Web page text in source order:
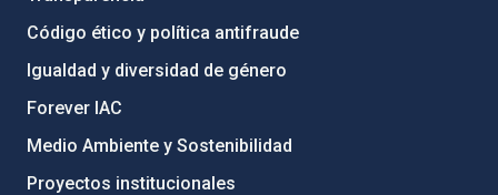
Código ético y política antifraude
Igualdad y diversidad de género
Forever IAC
Medio Ambiente y Sostenibilidad
Proyectos institucionales